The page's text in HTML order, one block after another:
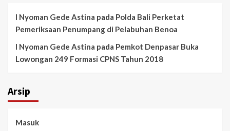
I Nyoman Gede Astina pada Polda Bali Perketat
Pemeriksaan Penumpang di Pelabuhan Benoa
I Nyoman Gede Astina pada Pemkot Denpasar Buka
Lowongan 249 Formasi CPNS Tahun 2018
Arsip
Masuk